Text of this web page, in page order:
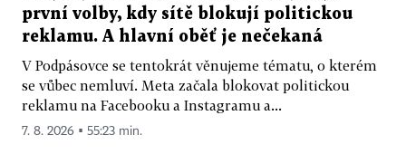
první volby, kdy sítě blokují politickou
reklamu. A hlavní oběť je nečekaná
V Podpásovce se tentokrát věnujeme tématu, o kterém
se vůbec nemluví. Meta začala blokovat politickou
reklamu na Facebooku a Instagramu a...
7. 8. 2026 ▪ 55:23 min.